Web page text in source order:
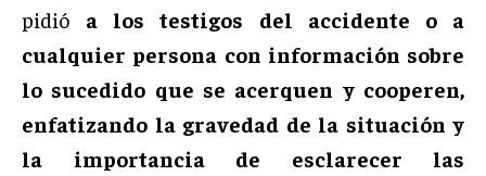
pidió a los testigos del accidente o a
cualquier persona con información sobre
lo sucedido que se acerquen y cooperen,
enfatizando la gravedad de la situación y
la importancia de esclarecer las